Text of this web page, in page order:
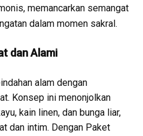
memancarkan semangat
dalam momen sakral.
dan Alami
alam dengan
Konsep ini menonjolkan
kain linen, dan bunga liar,
dan intim. Dengan Paket